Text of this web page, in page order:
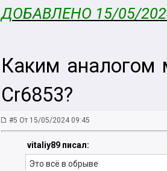
ДОБАВЛЕНО 15/05/
Каким аналогом
Cr6853?
#5 От 15/05/2024 09:45
vitaliy89 писал:
Это всё в обрыве